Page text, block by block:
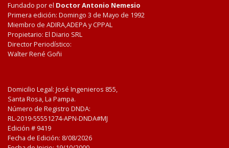
Fundado por el Doctor Antonio Nemesio
Primera edición: Domingo 3 de Mayo de 1992
Miembro de ADIRA,ADEPA y CPPAL
Propietario: El Diario SRL
Director Periodístico:
Walter René Goñi
Domicilio Legal: José Ingenieros 855,
Santa Rosa, La Pampa.
Número de Registro DNDA:
RL-2019-55551274-APN-DNDA#MJ
Edición # 9419
Fecha de Edición: 8/08/2026